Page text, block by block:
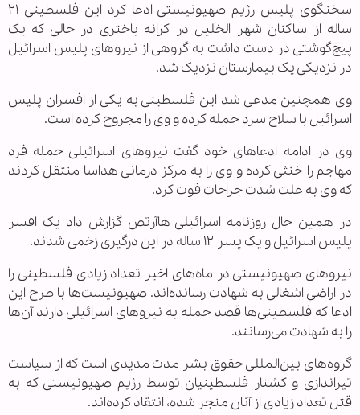
سخنگوی پلیس رژیم صهیونیستی ادعا کرد این فلسطینی ۲۱
ساله از ساکنان شهر الخلیل در کرانه باختری در حالی که یک
پیچ‌گوشتی در دست داشت به گروهی از نیروهای پلیس اسرائیل
در نزدیکی یک بیمارستان نزدیک شد.
وی همچنین مدعی شد این فلسطینی به یکی از افسران پلیس
اسرائیل با سلاح سرد حمله کرده و وی را مجروح کرده است.
وی در ادامه ادعاهای خود گفت نیروهای اسرائیلی حمله فرد
مهاجم را خنثی کرده و وی را به مرکز درمانی هداسا منتقل کردند
که وی به علت شدت جراحات فوت کرد.
در همین حال روزنامه اسرائیلی هاآرتص گزارش داد یک افسر
پلیس اسرائیل و یک پسر ۱۲ ساله در این درگیری زخمی شدند.
نیروهای صهیونیستی در ماه‌های اخیر تعداد زیادی فلسطینی را
در اراضی اشغالی به شهادت رسانده‌اند. صهیونیست‌ها با طرح این
ادعا که فلسطینی‌ها قصد حمله به نیروهای اسرائیلی دارند آن‌ها
را به شهادت می‌رسانند.
گروه‌های بین‌المللی حقوق بشر مدت مدیدی است که از سیاست
تیراندازی و کشتار فلسطینیان توسط رژیم صهیونیستی که به
قتل تعداد زیادی از آنان منجر شده، انتقاد کرده‌اند.